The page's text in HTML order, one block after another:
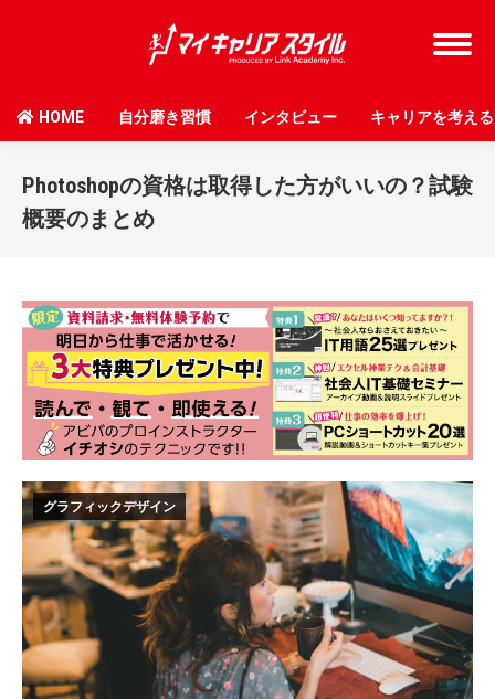
HOME 自分磨き習慣 インタビュー キャリアを考える
Photoshopの資格は取得した方がいいの？試験
概要のまとめ
グラフィックデザイン